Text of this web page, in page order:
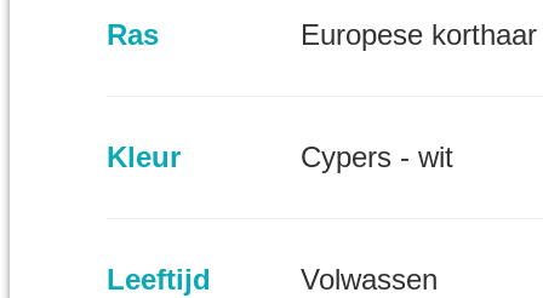
Ras Europese korthaar
Kleur Cypers - wit
Leeftijd Volwassen